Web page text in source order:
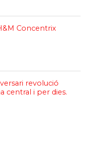
Concentrix
revolució
central i per dies.